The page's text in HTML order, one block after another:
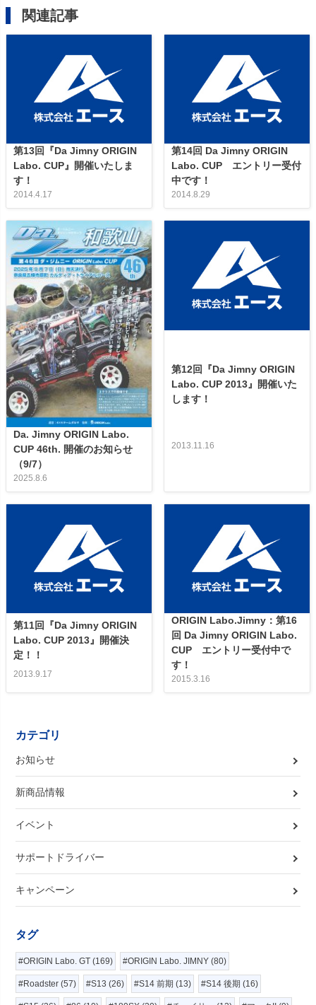
関連記事
第13回『Da Jimny ORIGIN
Labo. CUP』開催いたしま
す！
2014.4.17
第14回 Da Jimny ORIGIN
Labo. CUP エントリー受付
中です！
2014.8.29
Da. Jimny ORIGIN Labo.
CUP 46th. 開催のお知らせ
（9/7）
2025.8.6
第12回『Da Jimny ORIGIN
Labo. CUP 2013』開催いた
します！
2013.11.16
第11回『Da Jimny ORIGIN
Labo. CUP 2013』開催決
定！！
2013.9.17
ORIGIN Labo.Jimny：第16
回 Da Jimny ORIGIN Labo.
CUP エントリー受付中で
す！
2015.3.16
カテゴリ
お知らせ
新商品情報
イベント
サポートドライバー
キャンペーン
タグ
#ORIGIN Labo. GT (169) #ORIGIN Labo. JIMNY (80)
#Roadster (57) #S13 (26) #S14 前期 (13) #S14 後期 (16)